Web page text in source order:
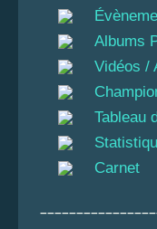
Albums
Vidéos /
Tableau
Carnet